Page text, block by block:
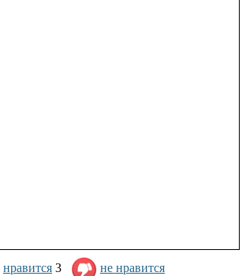
нравится 3 не нравится